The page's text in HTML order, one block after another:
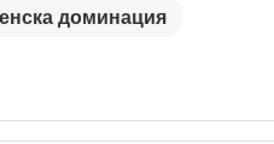
доминация